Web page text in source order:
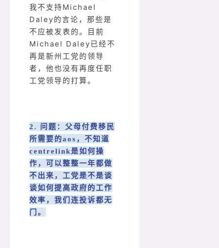
我不支持Michael
Daley的言论，那些是
不应被发表的。目前
Michael Daley已经不
再是新州工党的领导
者，他也没有再度任职
工党领导的打算。
2. 问题：父母付费移民
所需要的aos，不知道
centrelink是如何操
作，可以整整一年都做
不出来，工党是不是谈
谈如何提高政府的工作
效率，我们连投诉都无
门。